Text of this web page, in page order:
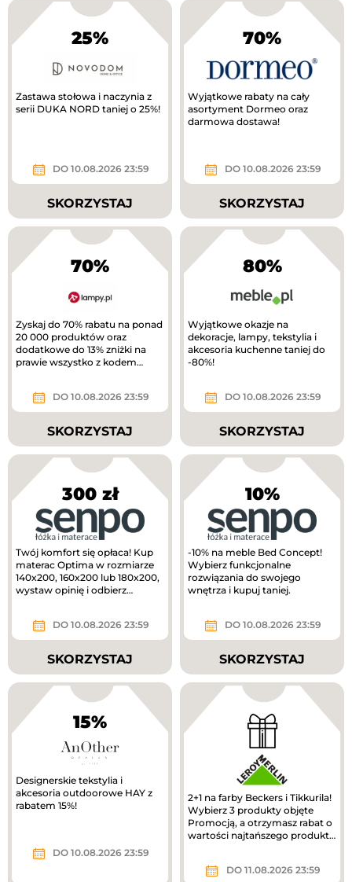
25%
Zastawa stołowa i naczynia z
serii DUKA NORD taniej o 25%!
DO 10.08.2026 23:59
SKORZYSTAJ
70%
Wyjątkowe rabaty na cały
asortyment Dormeo oraz
darmowa dostawa!
DO 10.08.2026 23:59
SKORZYSTAJ
70%
Zyskaj do 70% rabatu na ponad
20 000 produktów oraz
dodatkowe do 13% zniżki na
prawie wszystko z kodem
DO 10.08.2026 23:59
SKORZYSTAJ
80%
Wyjątkowe okazje na
dekoracje, lampy, tekstylia i
akcesoria kuchenne taniej do
-80%!
DO 10.08.2026 23:59
SKORZYSTAJ
300 zł
Twój komfort się opłaca! Kup
materac Optima w rozmiarze
140x200, 160x200 lub 180x200,
wystaw opinię i odbierz
DO 10.08.2026 23:59
SKORZYSTAJ
10%
-10% na meble Bed Concept!
Wybierz funkcjonalne
rozwiązania do swojego
wnętrza i kupuj taniej.
DO 10.08.2026 23:59
SKORZYSTAJ
15%
Designerskie tekstylia i
akcesoria outdoorowe HAY z
rabatem 15%!
DO 10.08.2026 23:59
2+1 na farby Beckers i Tikkurila!
Wybierz 3 produkty objęte
Promocją, a otrzymasz rabat o
wartości najtańszego produktu
DO 11.08.2026 23:59